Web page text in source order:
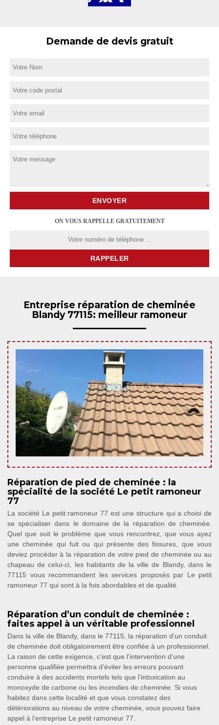
Demande de devis gratuit
ON VOUS RAPPELLE GRATUITEMENT
Entreprise réparation de cheminée
Blandy 77115: meilleur ramoneur
Réparation de pied de cheminée : la
spécialité de la société Le petit ramoneur
77
La société Le petit ramoneur 77 est une structure qui a choisi de
se spécialiser dans le domaine de la réparation de cheminée.
Quel que soit le problème que vous rencontrez, que vous ayez
une cheminée qui fuit ou qui présente des fissures, que vous
deviez procéder à la réparation de votre pied de cheminée ou au
chapeau de celui-ci, les habitants de la ville de Blandy, dans le
77115 vous recommandent les services proposés par Le petit
ramoneur 77 qui sont à la fois abordables et de qualité.
Réparation d’un conduit de cheminée :
faites appel à un véritable professionnel
Dans la ville de Blandy, dans le 77115, la réparation d’un conduit
de cheminée doit obligatoirement être confiée à un professionnel.
La raison de cette exigence, c’est que l’intervention d’une
personne qualifiée permettra d’éviter les erreurs pouvant
conduire à des accidents mortels tels que l’intoxication au
monoxyde de carbone ou les incendies de cheminée. Si vous
habitez dans cette localité et que vous constatez des
détériorations au niveau de votre cheminée, vous pouvez faire
appel à l’entreprise Le petit ramoneur 77.